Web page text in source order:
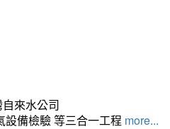
來水公司
備檢驗 等三合一工程 more...